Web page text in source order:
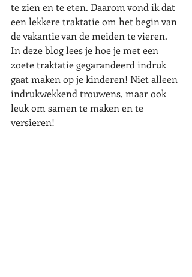
te zien en te eten. Daarom vond ik dat
een lekkere traktatie om het begin van
de vakantie van de meiden te vieren.
In deze blog lees je hoe je met een
zoete traktatie gegarandeerd indruk
gaat maken op je kinderen! Niet alleen
indrukwekkend trouwens, maar ook
leuk om samen te maken en te
versieren!